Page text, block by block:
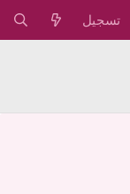
تسجيل